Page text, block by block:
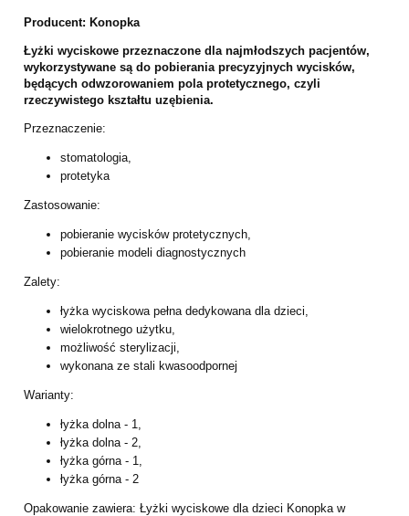
Producent: Konopka
Łyżki wyciskowe przeznaczone dla najmłodszych pacjentów,
wykorzystywane są do pobierania precyzyjnych wycisków,
będących odwzorowaniem pola protetycznego, czyli
rzeczywistego kształtu uzębienia.
Przeznaczenie:
stomatologia,
protetyka
Zastosowanie:
pobieranie wycisków protetycznych,
pobieranie modeli diagnostycznych
Zalety:
łyżka wyciskowa pełna dedykowana dla dzieci,
wielokrotnego użytku,
możliwość sterylizacji,
wykonana ze stali kwasoodpornej
Warianty:
łyżka dolna - 1,
łyżka dolna - 2,
łyżka górna - 1,
łyżka górna - 2
Opakowanie zawiera: Łyżki wyciskowe dla dzieci Konopka w